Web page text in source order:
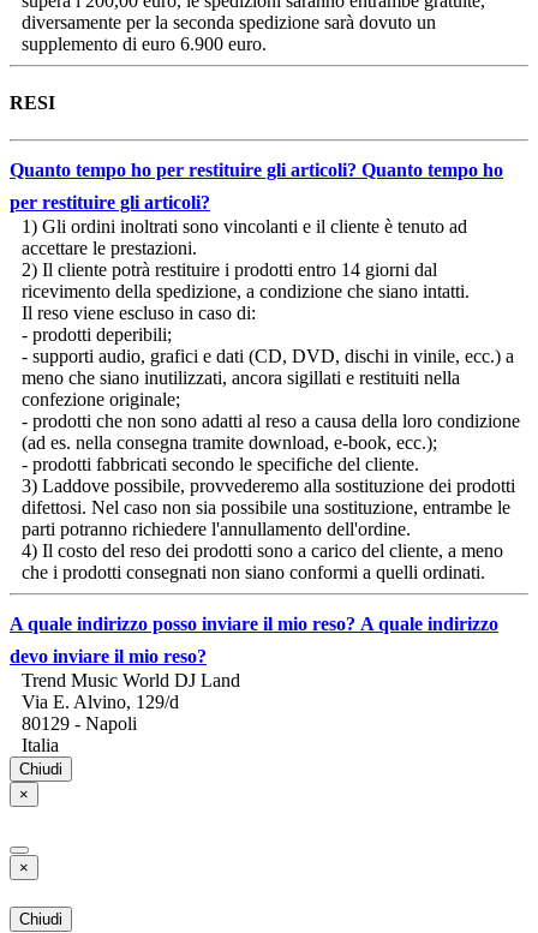
diversamente per la seconda spedizione sarà dovuto un
supplemento di euro 6.900 euro.
RESI
Quanto tempo ho per restituire gli articoli? Quanto tempo ho
per restituire gli articoli?
1) Gli ordini inoltrati sono vincolanti e il cliente è tenuto ad
accettare le prestazioni.
2) Il cliente potrà restituire i prodotti entro 14 giorni dal
ricevimento della spedizione, a condizione che siano intatti.
Il reso viene escluso in caso di:
- prodotti deperibili;
- supporti audio, grafici e dati (CD, DVD, dischi in vinile, ecc.) a
meno che siano inutilizzati, ancora sigillati e restituiti nella
confezione originale;
- prodotti che non sono adatti al reso a causa della loro condizione
(ad es. nella consegna tramite download, e-book, ecc.);
- prodotti fabbricati secondo le specifiche del cliente.
3) Laddove possibile, provvederemo alla sostituzione dei prodotti
difettosi. Nel caso non sia possibile una sostituzione, entrambe le
parti potranno richiedere l'annullamento dell'ordine.
4) Il costo del reso dei prodotti sono a carico del cliente, a meno
che i prodotti consegnati non siano conformi a quelli ordinati.
A quale indirizzo posso inviare il mio reso? A quale indirizzo
devo inviare il mio reso?
Trend Music World DJ Land
Via E. Alvino, 129/d
80129 - Napoli
Italia
Chiudi
×
×
Chiudi